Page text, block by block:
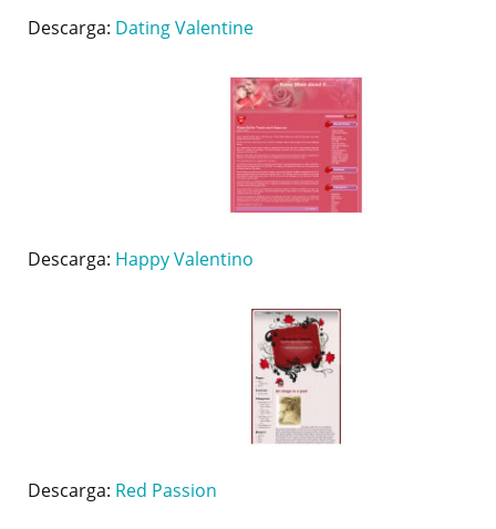
Descarga: Dating Valentine
Descarga: Happy Valentino
Descarga: Red Passion